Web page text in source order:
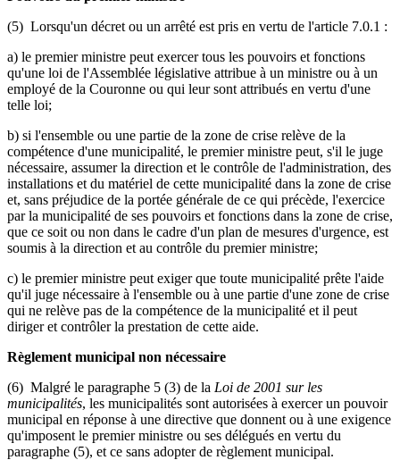
(5) Lorsqu'un décret ou un arrêté est pris en vertu de l'article 7.0.1 :
a) le premier ministre peut exercer tous les pouvoirs et fonctions
qu'une loi de l'Assemblée législative attribue à un ministre ou à un
employé de la Couronne ou qui leur sont attribués en vertu d'une
telle loi;
b) si l'ensemble ou une partie de la zone de crise relève de la
compétence d'une municipalité, le premier ministre peut, s'il le juge
nécessaire, assumer la direction et le contrôle de l'administration, des
installations et du matériel de cette municipalité dans la zone de crise
et, sans préjudice de la portée générale de ce qui précède, l'exercice
par la municipalité de ses pouvoirs et fonctions dans la zone de crise,
que ce soit ou non dans le cadre d'un plan de mesures d'urgence, est
soumis à la direction et au contrôle du premier ministre;
c) le premier ministre peut exiger que toute municipalité prête l'aide
qu'il juge nécessaire à l'ensemble ou à une partie d'une zone de crise
qui ne relève pas de la compétence de la municipalité et il peut
diriger et contrôler la prestation de cette aide.
Règlement municipal non nécessaire
(6) Malgré le paragraphe 5 (3) de la Loi de 2001 sur les
municipalités, les municipalités sont autorisées à exercer un pouvoir
municipal en réponse à une directive que donnent ou à une exigence
qu'imposent le premier ministre ou ses délégués en vertu du
paragraphe (5), et ce sans adopter de règlement municipal.